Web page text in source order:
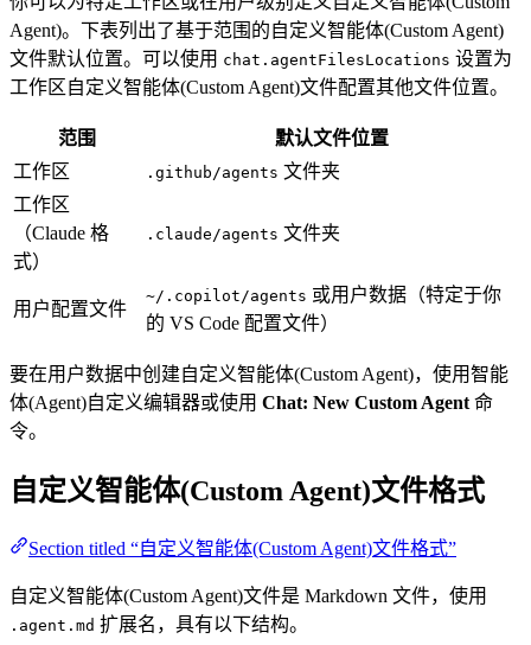
Agent)。下表列出了基于范围的自定义智能体(Custom Agent)
文件默认位置。可以使用 chat.agentFilesLocations 设置为
工作区自定义智能体(Custom Agent)文件配置其他文件位置。
范围
默认文件位置
工作区
.github/agents 文件夹
工作区
（Claude 格
式）
.claude/agents 文件夹
用户配置文件
~/.copilot/agents 或用户数据（特定于你
的 VS Code 配置文件）
要在用户数据中创建自定义智能体(Custom Agent)，使用智能
体(Agent)自定义编辑器或使用 Chat: New Custom Agent 命
令。
自定义智能体(Custom Agent)文件格式
Section titled “自定义智能体(Custom Agent)文件格式”
自定义智能体(Custom Agent)文件是 Markdown 文件，使用
.agent.md 扩展名，具有以下结构。